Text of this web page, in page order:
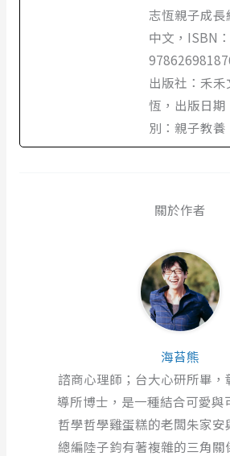
志恆親子成長
中文，ISBN：
出版社：禾
恆，出版日
別：親子教養
關於作者
海苔熊
諮商心理師；台大心研所畢，
導所博士，是一種結合可愛與
哲學哲學雞蛋糕的老闆朱家安
總編陸子鈞有著複雜的三角關